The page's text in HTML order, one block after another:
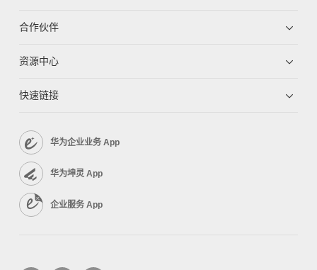
合作伙伴
资源中心
快速链接
华为企业业务 App
华为坤灵 App
企业服务 App